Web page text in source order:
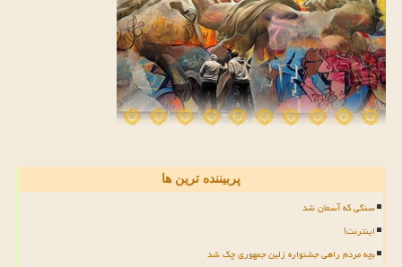
پربیننده ترین ها
سنگی که آسمان شد
اینترنت!
بچه مردم راهی جشنواره زلین جمهوری چک شد